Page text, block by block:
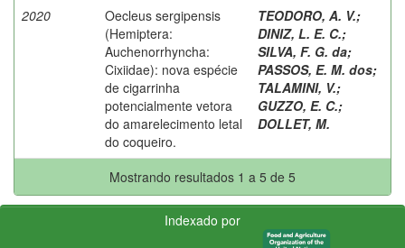
2020
Oecleus sergipensis
(Hemiptera:
Auchenorrhyncha:
Cixiidae): nova espécie
de cigarrinha
potencialmente vetora
do amarelecimento letal
do coqueiro.
TEODORO, A. V.;
DINIZ, L. E. C.;
SILVA, F. G. da;
PASSOS, E. M. dos;
TALAMINI, V.;
GUZZO, E. C.;
DOLLET, M.
Mostrando resultados 1 a 5 de 5
Indexado por